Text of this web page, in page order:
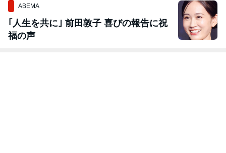
ABEMA
｢人生を共に｣ 前田敦子 喜びの報告に祝
福の声